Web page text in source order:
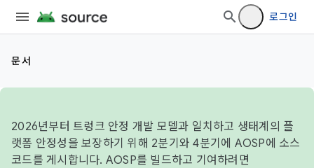
로그인
문서
2026년부터 트렁크 안정 개발 모델과 일치하고 생태계의 플
랫폼 안정성을 보장하기 위해 2분기와 4분기에 AOSP에 소스
코드를 게시합니다. AOSP를 빌드하고 기여하려면